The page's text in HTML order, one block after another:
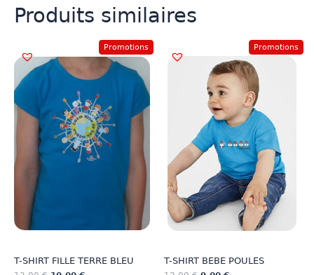
Produits similaires
Promotions
T-SHIRT FILLE TERRE BLEU
Promotions
T-SHIRT BEBE POULES